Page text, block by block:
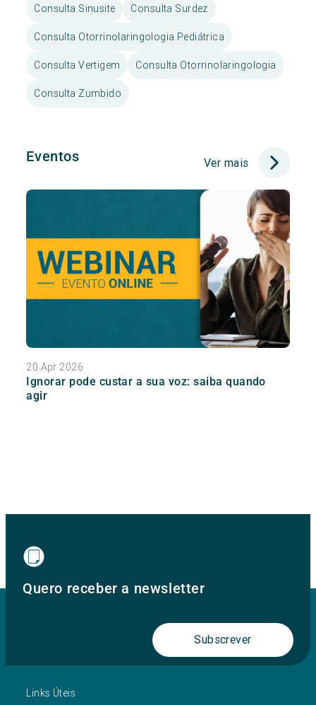
Consulta Sinusite Consulta Surdez
Consulta Otorrinolaringologia Pediátrica
Consulta Vertigem Consulta Otorrinolaringologia
Consulta Zumbido
Eventos Ver mais
20 Apr 2026
Ignorar pode custar a sua voz: saiba quando
agir
Quero receber a newsletter
Subscrever
Links Úteis